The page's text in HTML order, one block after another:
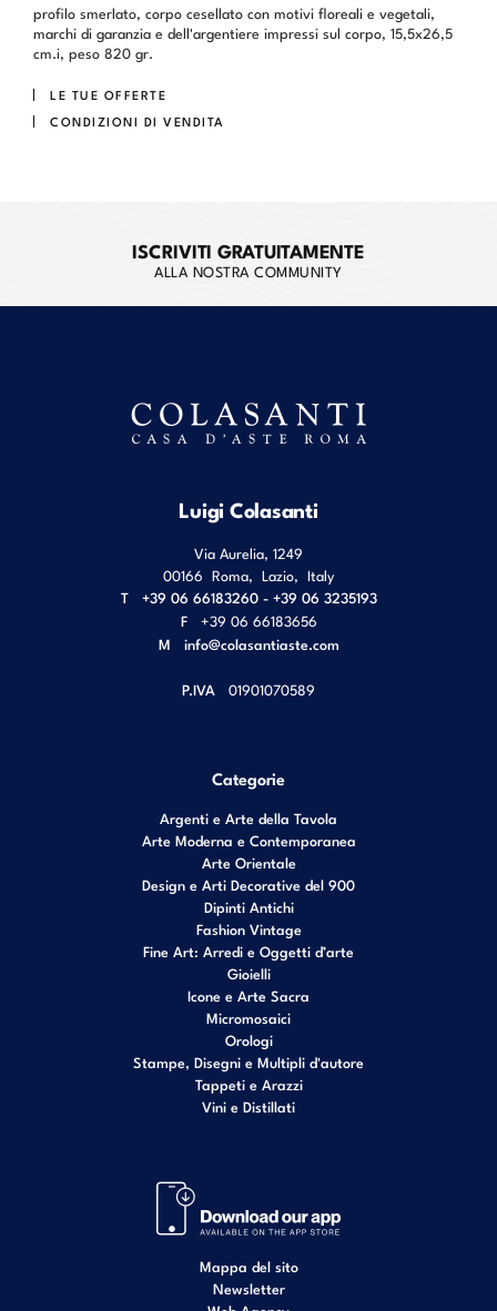
profilo smerlato, corpo cesellato con motivi floreali e vegetali,
marchi di garanzia e dell'argentiere impressi sul corpo, 15,5x26,5
cm.i, peso 820 gr.
LE TUE OFFERTE
CONDIZIONI DI VENDITA
ISCRIVITI GRATUITAMENTE
ALLA NOSTRA COMMUNITY
Luigi Colasanti
Via Aurelia, 1249
00166 Roma Lazio Italy
T
+39 06 66183260 - +39 06 3235193
F
+39 06 66183656
M info@colasantiaste.com
P.IVA 01901070589
Categorie
Argenti e Arte della Tavola
Arte Moderna e Contemporanea
Arte Orientale
Design e Arti Decorative del 900
Dipinti Antichi
Fashion Vintage
Fine Art: Arredi e Oggetti d’arte
Gioielli
Icone e Arte Sacra
Micromosaici
Orologi
Stampe, Disegni e Multipli d'autore
Tappeti e Arazzi
Vini e Distillati
Mappa del sito
Newsletter